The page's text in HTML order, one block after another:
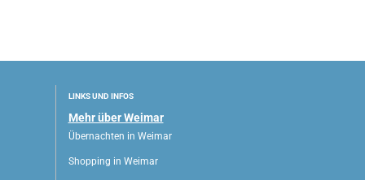
LINKS UND INFOS
Mehr über Weimar
Übernachten in Weimar
Shopping in Weimar